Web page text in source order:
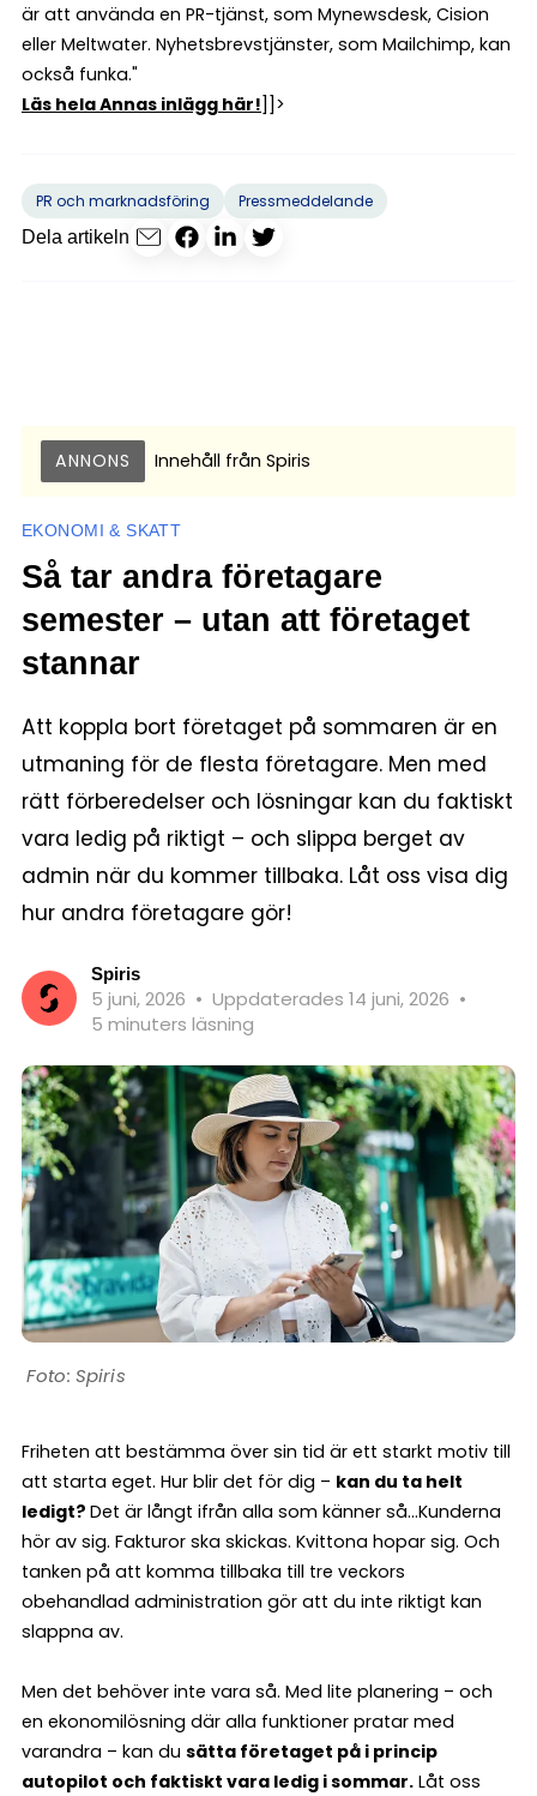
är att använda en PR-tjänst, som Mynewsdesk, Cision
eller Meltwater. Nyhetsbrevstjänster, som Mailchimp, kan
också funka."
Läs hela Annas inlägg här!]]>
PR och marknadsföring
Pressmeddelande
Dela artikeln
ANNONS Innehåll från Spiris
EKONOMI & SKATT
Så tar andra företagare
semester – utan att företaget
stannar
Att koppla bort företaget på sommaren är en
utmaning för de flesta företagare. Men med
rätt förberedelser och lösningar kan du faktiskt
vara ledig på riktigt – och slippa berget av
admin när du kommer tillbaka. Låt oss visa dig
hur andra företagare gör!
Spiris
5 juni, 2026 • Uppdaterades 14 juni, 2026 •
5 minuters läsning
Spiris
Friheten att bestämma över sin tid är ett starkt motiv till
att starta eget. Hur blir det för dig – kan du ta helt
ledigt? Det är långt ifrån alla som känner så…Kunderna
hör av sig. Fakturor ska skickas. Kvittona hopar sig. Och
tanken på att komma tillbaka till tre veckors
obehandlad administration gör att du inte riktigt kan
slappna av.
Men det behöver inte vara så. Med lite planering – och
en ekonomilösning där alla funktioner pratar med
varandra – kan du sätta företaget på i princip
autopilot och faktiskt vara ledig i sommar. Låt oss